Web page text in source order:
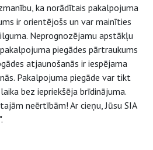
ka norādītais pakalpojuma
ir orientējošs un var mainīties
Neprognozējamu apstākļu
piegādes pārtraukums
atjaunošanās ir iespējama
Pakalpojuma piegāde var tikt
bez iepriekšēja brīdinājuma.
neērtībām! Ar cieņu, Jūsu SIA